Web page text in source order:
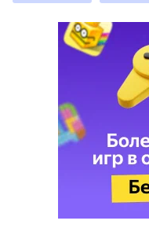
Как рассказывает
городке Патаре. С
христианской
посвятить свою
проводил в храме, а
книги. Его дядя,
такое усердие,
Как гласит
Иерусалим, Николай
отчаявшихся
разбушевавшееся
Понадобятся: